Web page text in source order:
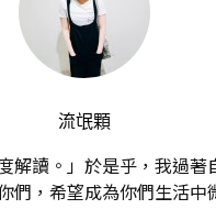
流氓顆
解讀。」於是乎，我過
們，希望成為你們生活中